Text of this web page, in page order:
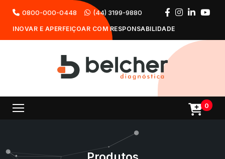
0800-000-0448 (44) 3199-9880
INOVAR E APERFEIÇOAR COM RESPONSABILIDADE
0